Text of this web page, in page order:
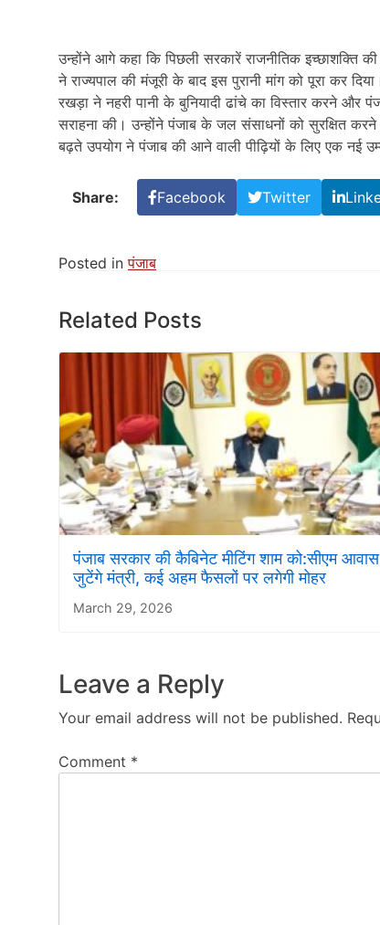
उन्होंने आगे कहा कि पिछली सरकारें राजनीतिक इच्छाशक्ति
ने राज्यपाल की मंजूरी के बाद इस पुरानी मांग को पूरा कर
रखड़ा ने नहरी पानी के बुनियादी ढांचे का विस्तार करने और
सराहना की। उन्होंने पंजाब के जल संसाधनों को सुरक्षित
बढ़ते उपयोग ने पंजाब की आने वाली पीढ़ियों के लिए एक नई
Share: Facebook Twitter
Posted inपंजाब
Related Posts
पंजाब सरकार की कैबिनेट मीटिंग शाम को:सीएम
जुटेंगे मंत्री, कई अहम फैसलों पर लगेगी मोहर
March 29, 2026
Leave a Reply
Your email address will not be published.
Comment *